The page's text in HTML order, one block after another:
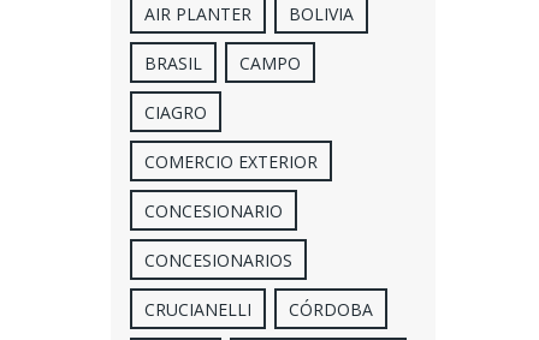
AIR PLANTER BOLIVIA
BRASIL CAMPO
CIAGRO
COMERCIO EXTERIOR
CONCESIONARIO
CONCESIONARIOS
CRUCIANELLI CÓRDOBA